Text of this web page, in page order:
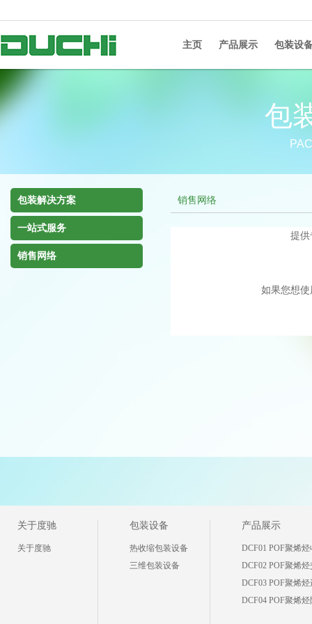
主页 产品展示 包装设
包
包装解决方案
一站式服务
销售网络
销售网络
提供
如果您想
关于度驰
关于度驰
包装设备
热收缩包装设备
三维包装设备
产品展示
DCF01 POF聚烯烃
DCF02 POF聚烯烃
DCF03 POF聚烯烃
DCF04 POF聚烯烃